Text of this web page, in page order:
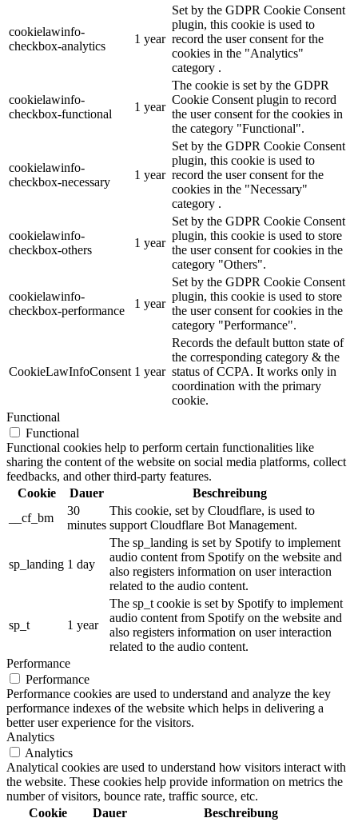
cookielawinfo-
checkbox-analytics
1 year
Set by the GDPR Cookie Consent
plugin, this cookie is used to
record the user consent for the
cookies in the "Analytics"
category .
cookielawinfo-
checkbox-functional
1 year
The cookie is set by the GDPR
Cookie Consent plugin to record
the user consent for the cookies in
the category "Functional".
cookielawinfo-
checkbox-necessary
1 year
Set by the GDPR Cookie Consent
plugin, this cookie is used to
record the user consent for the
cookies in the "Necessary"
category .
cookielawinfo-
checkbox-others
1 year
Set by the GDPR Cookie Consent
plugin, this cookie is used to store
the user consent for cookies in the
category "Others".
cookielawinfo-
checkbox-performance
1 year
Set by the GDPR Cookie Consent
plugin, this cookie is used to store
the user consent for cookies in the
category "Performance".
CookieLawInfoConsent 1 year
Records the default button state of
the corresponding category & the
status of CCPA. It works only in
coordination with the primary
cookie.
Functional
Functional
Functional cookies help to perform certain functionalities like
sharing the content of the website on social media platforms, collect
feedbacks, and other third-party features.
Cookie
Dauer
Beschreibung
__cf_bm
30
minutes
This cookie, set by Cloudflare, is used to
support Cloudflare Bot Management.
sp_landing 1 day
The sp_landing is set by Spotify to implement
audio content from Spotify on the website and
also registers information on user interaction
related to the audio content.
sp_t 1 year
The sp_t cookie is set by Spotify to implement
audio content from Spotify on the website and
also registers information on user interaction
related to the audio content.
Performance
Performance
Performance cookies are used to understand and analyze the key
performance indexes of the website which helps in delivering a
better user experience for the visitors.
Analytics
Analytics
Analytical cookies are used to understand how visitors interact with
the website. These cookies help provide information on metrics the
number of visitors, bounce rate, traffic source, etc.
Cookie
Dauer Beschreibung